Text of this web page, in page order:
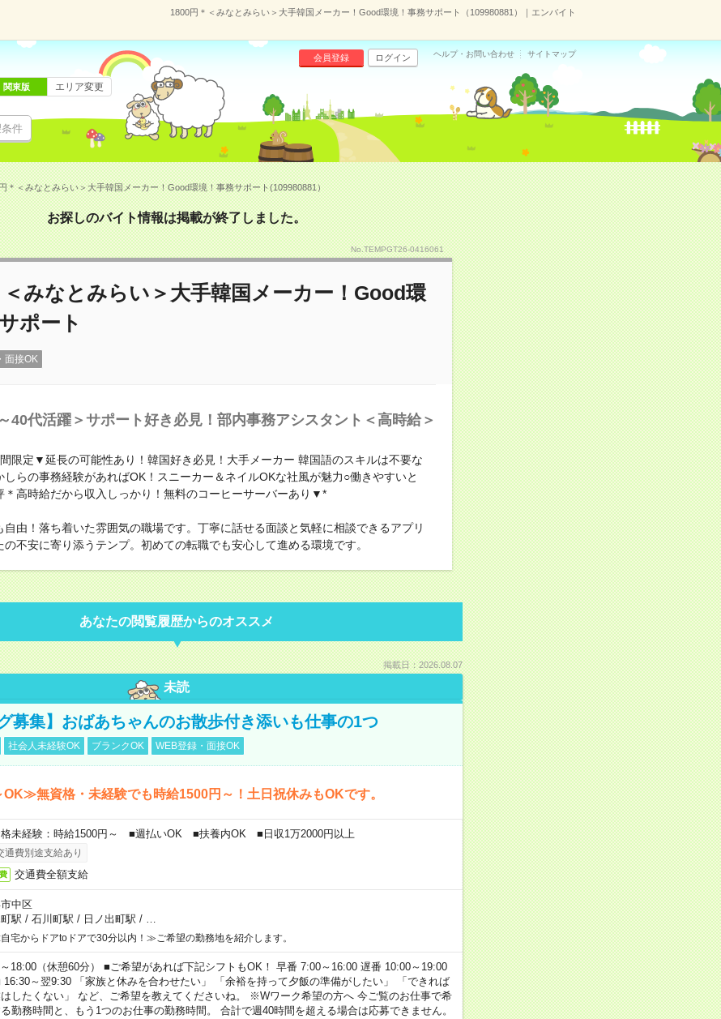
1800円＊＜みなとみらい＞大手韓国メーカー！Good環境！事務サポート（109980881）｜エンバイト
件
会員登録 ログイン ヘルプ・お問い合わせ サイトマップ
関東版 エリア変更
＊＜みなとみらい＞大手韓国メーカー！Good環境！事務サポート(109980881）
お探しのバイト情報は掲載が終了しました。
No.TEMPGT26-0416061
みなとみらい＞大手韓国メーカー！Good環
ポート
面接OK
40代活躍＞サポート好き必見！部内事務アシスタント＜高時給＞
限定▼延長の可能性あり！韓国好き必見！大手メーカー 韓国語のスキルは不要な
しらの事務経験があればOK！スニーカー＆ネイルOKな社風が魅力○働きやすいと
＊高時給だから収入しっかり！無料のコーヒーサーバーあり▼*
自由！落ち着いた雰囲気の職場です。丁寧に話せる面談と気軽に相談できるアプリ
の不安に寄り添うテンプ。初めての転職でも安心して進める環境です。
あなたの閲覧履歴からのオススメ
掲載日：2026.08.07
未読
募集】おばあちゃんのお散歩付き添いも仕事の1つ
社会人未経験OK ブランクOK WEB登録・面接OK
無資格・未経験でも時給1500円～！土日祝休みもOKです。
未経験：時給1500円～ ■週払いOK ■扶養内OK ■日収1万2000円以上
通費別途支給あり
交通費全額支給
中区
駅 / 石川町駅 / 日ノ出町駅 /
宅からドアtoドアで30分以内！≫ご希望の勤務地を紹介します。
18:00（休憩60分） ■ご希望があれば下記シフトもOK！ 早番 7:00～16:00 遅番 10:00～19:00
16:30～翌9:30 「家族と休みを合わせたい」 「余裕を持って夕飯の準備がしたい」 「できれば
したくない」 など、ご希望を教えてくださいね。 ※Wワーク希望の方へ 今ご覧のお仕事で希
勤務時間と、もう1つのお仕事の勤務時間。 合計で週40時間を超える場合は応募できません。